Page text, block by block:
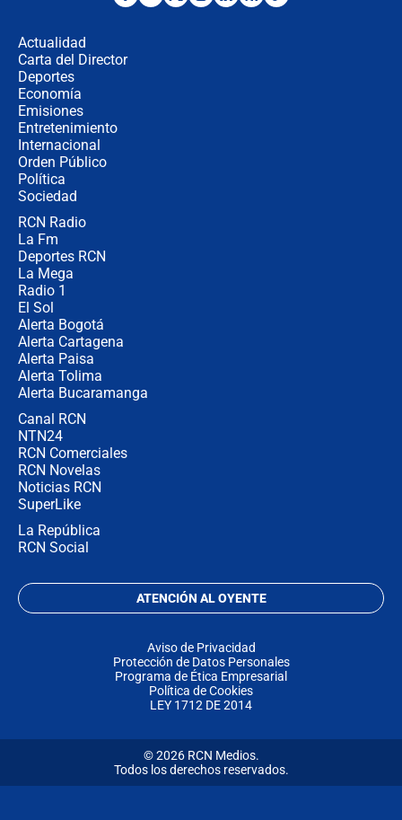
Actualidad
Carta del Director
Deportes
Economía
Emisiones
Entretenimiento
Internacional
Orden Público
Política
Sociedad
RCN Radio
La Fm
Deportes RCN
La Mega
Radio 1
El Sol
Alerta Bogotá
Alerta Cartagena
Alerta Paisa
Alerta Tolima
Alerta Bucaramanga
Canal RCN
NTN24
RCN Comerciales
RCN Novelas
Noticias RCN
SuperLike
La República
RCN Social
ATENCIÓN AL OYENTE
Aviso de Privacidad
Protección de Datos Personales
Programa de Ética Empresarial
Política de Cookies
LEY 1712 DE 2014
© 2026 RCN Medios.
Todos los derechos reservados.